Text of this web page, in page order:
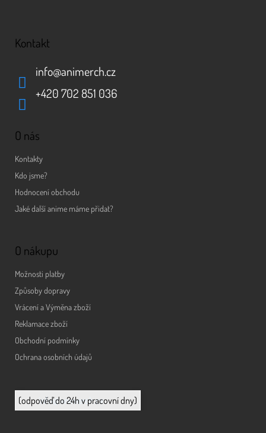
Kontakt
info@animerch.cz
+420 702 851 036
O nás
Kontakty
Kdo jsme?
Hodnocení obchodu
Jaké další anime máme přidat?
O nákupu
Možnosti platby
Způsoby dopravy
Vrácení a Výměna zboží
Reklamace zboží
Obchodní podmínky
Ochrana osobních údajů
info@animerch.cz
(odpověď do 24h v pracovní dny)